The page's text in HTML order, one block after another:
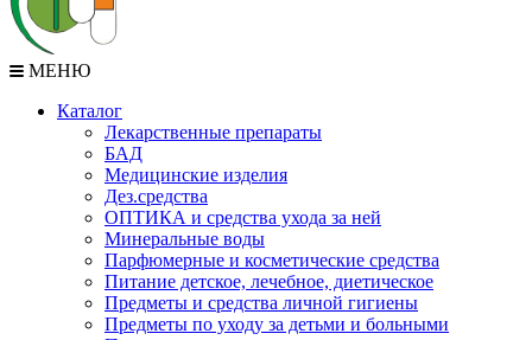
МЕНЮ
Каталог
Лекарственные препараты
БАД
Медицинские изделия
Дез.средства
ОПТИКА и средства ухода за ней
Минеральные воды
Парфюмерные и косметические средства
Питание детское, лечебное, диетическое
Предметы и средства личной гигиены
Предметы по уходу за детьми и больными